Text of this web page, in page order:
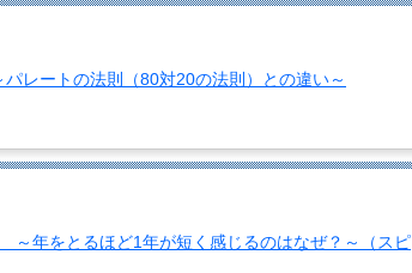
レートの法則（80対20の法則）との違い～
～年をとるほど1年が短く感じるのはなぜ？～（スピ